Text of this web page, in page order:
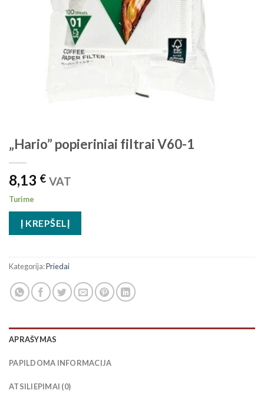
„Hario” popieriniai filtrai V60-1
8,13 € VAT
Turime
Į KREPŠELĮ
Kategorija:Priedai
APRAŠYMAS
PAPILDOMA INFORMACIJA
ATSILIEPIMAI (0)